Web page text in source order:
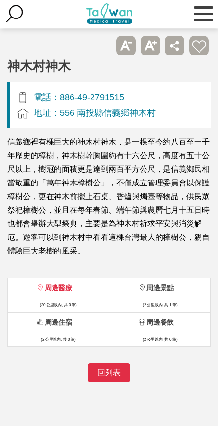
神木村神木
電話：886-49-2791515
地址：556 南投縣信義鄉神木村
信義鄉裡有棵巨大的神木村神木，是一棵至今約八百至一千
年歷史的樟樹，神木樹幹胸圍約有十六公尺，高度有五十公
尺以上，樹冠的面積更是達到兩百平方公尺，是信義鄉民相
當敬重的「萬年神木樟樹公」，不僅成立管理委員會以保護
樟樹公，更在神木前擺上石桌、香爐與燭臺等物品，供民眾
祭祀樟樹公，並且在每年春節、端午節與農曆七月十五日時
也都會舉辦大型祭典，主要是為神木村祈求平安與消災解
厄。遊客可以到神木村中看看這棵台灣最大的樟樹公，親自
體驗巨大老樹的風采。
周邊醫療
(30 公里以內, 共 0 筆)
周邊景點
(2 公里以內, 共 1 筆)
周邊住宿
(2 公里以內, 共 0 筆)
周邊餐飲
(2 公里以內, 共 0 筆)
回列表